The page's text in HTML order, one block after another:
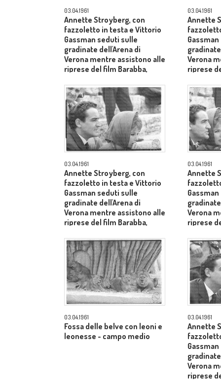
03.04.1961
Annette Stroyberg, con
fazzoletto in testa e Vittorio
Gassman seduti sulle
gradinate dell'Arena di
Verona mentre assistono alle
riprese del film Barabba,
Laurentiis - piano medio
03.04.1961
Annette
Verona
riprese
03.04.1961
Annette Stroyberg, con
fazzoletto in testa e Vittorio
Gassman seduti sulle
gradinate dell'Arena di
Verona mentre assistono alle
riprese del film Barabba,
Laurentiis - primo piano
03.04.1961
Annette
Verona
riprese
03.04.1961
Fossa delle belve con leoni e
leonesse - campo medio
03.04.1961
Annette
Verona
riprese